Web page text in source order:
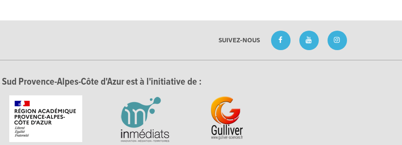
SUIVEZ-NOUS
Sud Provence-Alpes-Côte d'Azur est à l'initiative de :